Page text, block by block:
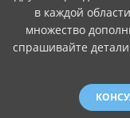
в каждой
множество
спрашивайте